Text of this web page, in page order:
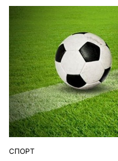
ОПУБЛІКУВАТИ
СПОРТ